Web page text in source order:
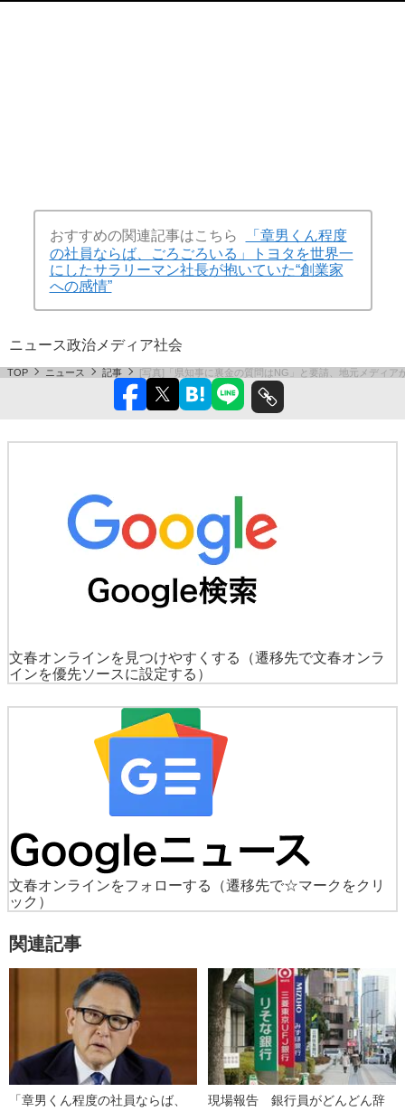
おすすめの関連記事はこちら
「章男くん程度
の社員ならば、ごろごろいる」トヨタを世界一
にしたサラリーマン社長が抱いていた“創業家
への感情”
ニュース政治 メディア社会
TOP ニュース 記事 [写真]「県知事に裏金の質問はNG」と要請、地元メディ
文春オンラインを見つけやすくする
（遷移先で文春オンラ
インを優先ソースに設定する）
文春オンラインをフォローする
（遷移先で☆マークをクリ
ック）
関連記事
「章男くん程度の社員ならば、
現場報告 銀行員がどんどん辞